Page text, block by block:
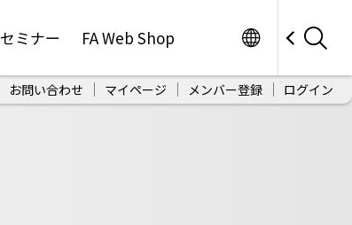
ミナー FA Web Shop
お問い合わせ マイページ メンバー登録 ログイン